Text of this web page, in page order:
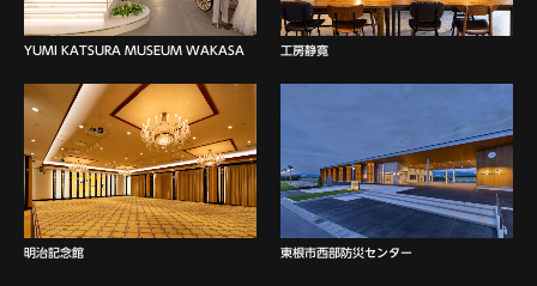
YUMI KATSURA MUSEUM WAKASA 工房静寛
明治記念館 東根市西部防災センター